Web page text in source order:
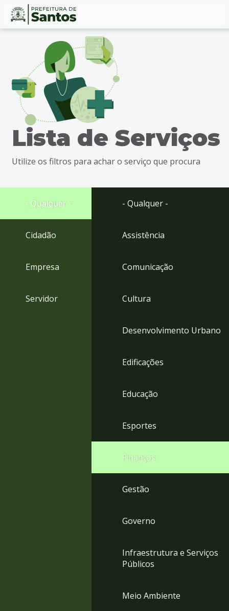
Ir
busca
Ir
rodapé
Conteúdo
Lista de Serviços
Utilize os filtros para achar o serviço que procura
- Qualquer -
Cidadão
Empresa
Servidor
- Qualquer -
Assistência
Comunicação
Cultura
Desenvolvimento Urbano
Edificações
Educação
Esportes
Finanças
Gestão
Governo
Infraestrutura e Serviços
Públicos
Meio Ambiente